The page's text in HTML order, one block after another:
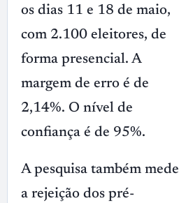
os dias 11 e 18 de maio,
com 2.100 eleitores, de
forma presencial. A
margem de erro é de
2,14%. O nível de
confiança é de 95%.
A pesquisa também mede
a rejeição dos pré-